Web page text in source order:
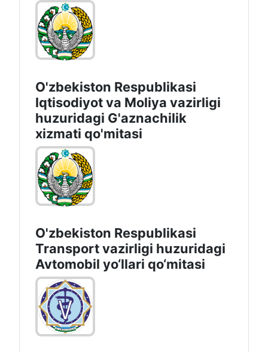
O'zbekiston Respublikasi
Iqtisodiyot vа Moliya vazirligi
huzuridagi G'aznachilik
xizmati qo'mitasi
O'zbekiston Respublikasi
Transport vazirligi huzuridagi
Avtomobil yo‘llari qo‘mitasi